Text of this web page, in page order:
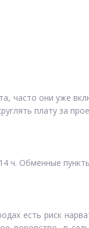
часто они уже
плату за
ч. Обменные
есть риск